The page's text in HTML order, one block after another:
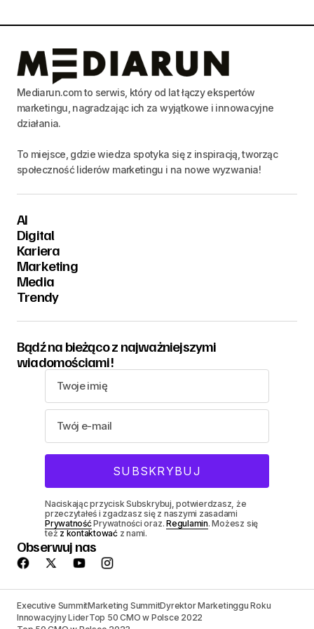
Mediarun.com to serwis, który od lat łączy ekspertów
marketingu, nagradzając ich za wyjątkowe i innowacyjne
działania.
To miejsce, gdzie wiedza spotyka się z inspiracją, tworząc
społeczność liderów marketingu i na nowe wyzwania!
AI
Digital
Kariera
Marketing
Media
Trendy
Bądź na bieżąco z najważniejszymi
wiadomościami!
Naciskając przycisk Subskrybuj, potwierdzasz, że
przeczytałeś i zgadzasz się z naszymi zasadami
PrywatnośćPrywatności oraz.Regulamin. Możesz się
też z kontaktowaćz nami.
Obserwuj nas
Executive SummitMarketing SummitDyrektor Marketinggu Roku
Innowacyjny LiderTop 50 CMO w Polsce 2022